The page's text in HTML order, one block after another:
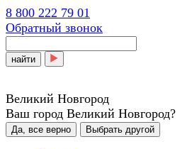
8 800 222 79 01
Обратный звонок
найти
Великий Новгород
Ваш город Великий Новгород?
Да, все верно Выбрать другой